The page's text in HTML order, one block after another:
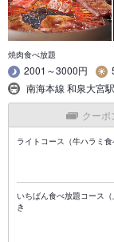
焼肉食べ放題
2001～3000円
南海本線 和泉大宮
クーポ
ライトコース（牛ハラミ
いちばん食べ放題コース
き